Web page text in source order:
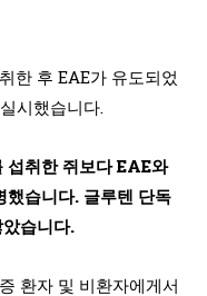
한 후 EAE가 유도되었
시했습니다.
취한 쥐보다 EAE와
습니다. 글루텐 단독
습니다.
환자 및 비환자에게서